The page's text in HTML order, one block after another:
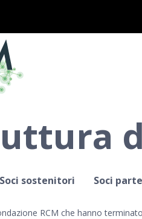
Soci sostenitori Soci
RCM che hanno